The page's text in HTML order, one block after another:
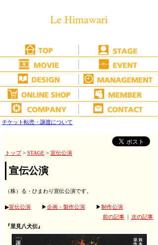
チケット転売・譲渡について
トップ> STAGE > 宣伝公演
宣伝公演
（株）る・ひまわり宣伝公演です。
▶宣伝公演 ▶企画・製作公演 ▶制作公演
前の記事
次の記事
『里見八犬伝』